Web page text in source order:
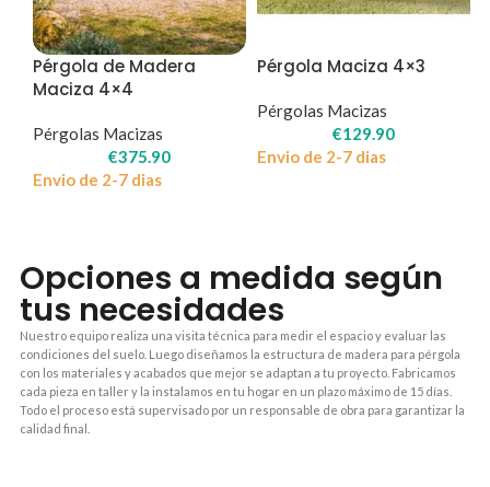
Pérgola de Madera
Maciza 4×4
Pérgolas Macizas
€375.90
Envio de 2-7 dias
Pérgola Maciza 4×3
Pérgolas Macizas
€129.90
Envio de 2-7 dias
Opciones a medida según
tus necesidades
Nuestro equipo realiza una visita técnica para medir el espacio y evaluar las
condiciones del suelo. Luego diseñamos la estructura de madera para pérgola
con los materiales y acabados que mejor se adaptan a tu proyecto. Fabricamos
cada pieza en taller y la instalamos en tu hogar en un plazo máximo de 15 días.
Todo el proceso está supervisado por un responsable de obra para garantizar la
calidad final.